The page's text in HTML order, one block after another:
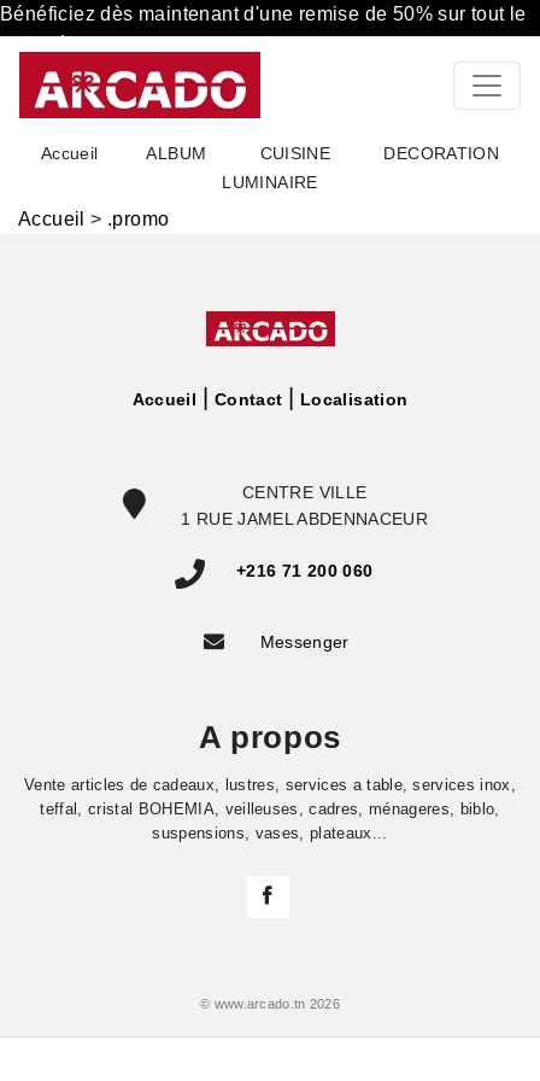
Bénéficiez dès maintenant d'une remise de 50% sur tout le
magasin
Accueil ALBUM CUISINE
DECORATION
LUMINAIRE
Accueil > .promo
Accueil Contact Localisation
CENTRE VILLE
1 RUE JAMEL ABDENNACEUR
+216 71 200 060
Messenger
A propos
Vente articles de cadeaux, lustres, services a table, services inox,
teffal, cristal BOHEMIA, veilleuses, cadres, ménageres, biblo,
suspensions, vases, plateaux...
© www.arcado.tn 2026